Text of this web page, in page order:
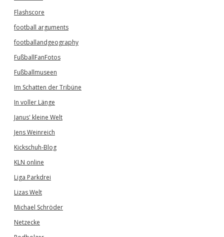
Flashscore
football arguments
footballandgeography
FußballFanFotos
Fußballmuseen
Im Schatten der Tribüne
In voller Länge
Janus' kleine Welt
Jens Weinreich
Kickschuh-Blog
KLN online
Liga Parkdrei
Lizas Welt
Michael Schröder
Netzecke